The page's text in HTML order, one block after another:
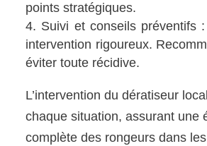
points stratégiques.
Suivi et conseils préventifs
intervention rigoureux.
éviter toute récidive.
L’intervention du dératiseur
chaque situation, assurant une
complète des rongeurs dans